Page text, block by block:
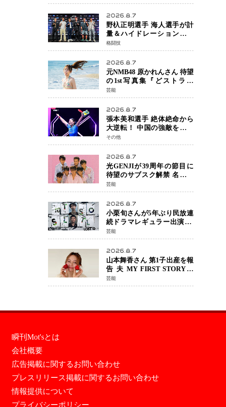
日公開 未来の自分との対話
を描く注目作
2026.8.7
野杁正明選手 海人選手が計
量＆ハイドレーションテス
トをクリア「ONE
SAMURAI 2」決戦へ万全の
準備整う
格闘技
2026.8.7
元NMB48 原かれんさん 待望
の1st写真集『どストライ
ク』発売決定 バリで魅せる
25歳の新境地
芸能
2026.8.7
張本美和選手 絶体絶命から
大逆転！ 中国の強敵を撃破
しWTT横浜でベスト8進出
その他
2026.8.7
光GENJIが39周年の節目に
待望のサブスク解禁 名曲の
数々がデジタル配信へ 40周
年へ向け1年間で全作品を順
次公開
芸能
2026.8.7
小栗旬さんが5年ぶり民放連
続ドラマレギュラー出演 横
浜流星さんと初共演
『LOST10』で異色バディ結
成
芸能
2026.8.7
山本舞香さん 第1子出産を報
告 夫 MY FIRST STORYの
Hiroさんとの新たな家族生
活「母子ともに健康」
芸能
瞬刊Mot'sとは
会社概要
広告掲載に関するお問い合わせ
プレスリリース掲載に関するお問い合わせ
情報提供について
プライバシーポリシー